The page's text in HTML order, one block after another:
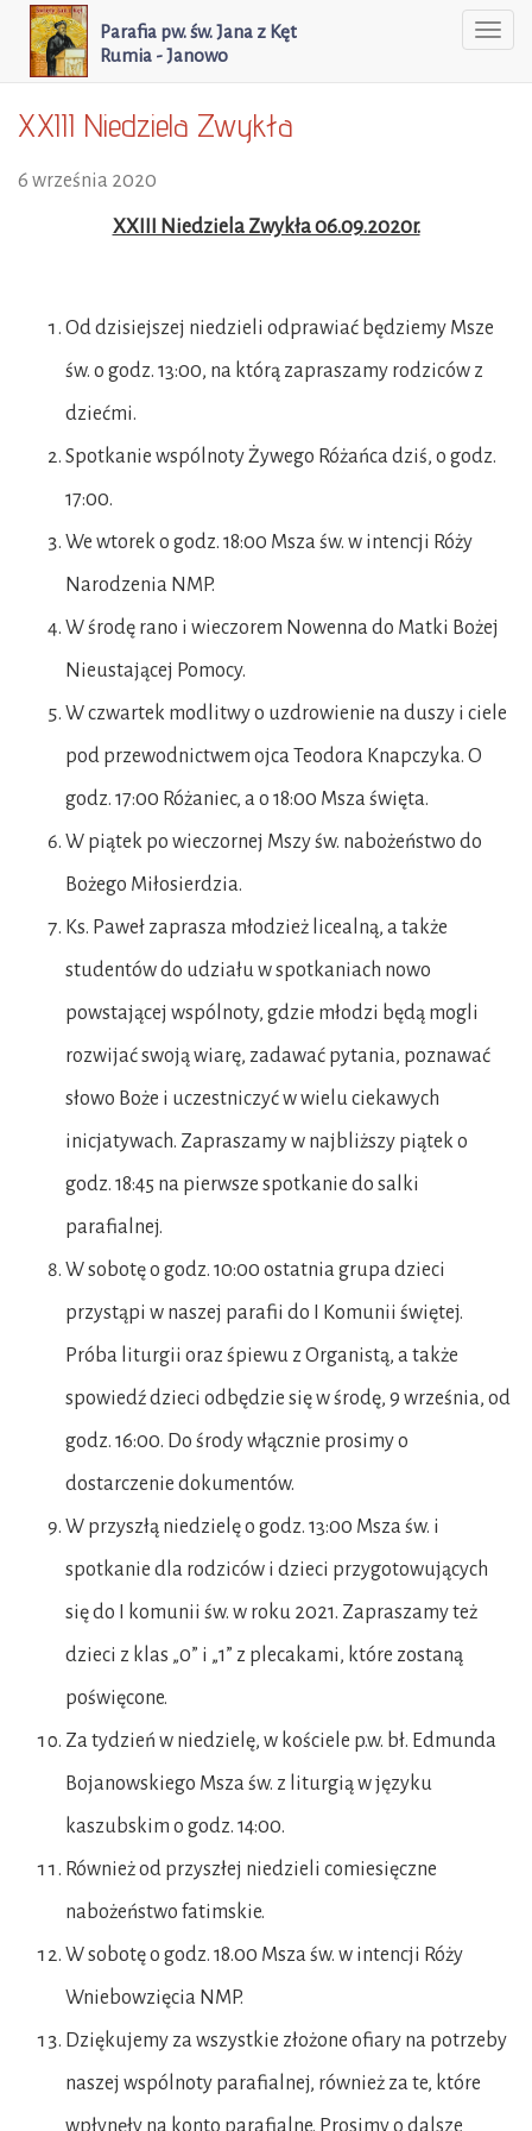
Parafia pw. św. Jana z Kęt
Rumia - Janowo
XXIII Niedziela Zwykła
6 września 2020
XXIII Niedziela Zwykła 06.09.2020r.
Od dzisiejszej niedzieli odprawiać będziemy Msze
św. o godz. 13:00, na którą zapraszamy rodziców z
dziećmi.
Spotkanie wspólnoty Żywego Różańca dziś, o godz.
17:00.
We wtorek o godz. 18:00 Msza św. w intencji Róży
Narodzenia NMP.
W środę rano i wieczorem Nowenna do Matki Bożej
Nieustającej Pomocy.
W czwartek modlitwy o uzdrowienie na duszy i ciele
pod przewodnictwem ojca Teodora Knapczyka. O
godz. 17:00 Różaniec, a o 18:00 Msza święta.
W piątek po wieczornej Mszy św. nabożeństwo do
Bożego Miłosierdzia.
Ks. Paweł zaprasza młodzież licealną, a także
studentów do udziału w spotkaniach nowo
powstającej wspólnoty, gdzie młodzi będą mogli
rozwijać swoją wiarę, zadawać pytania, poznawać
słowo Boże i uczestniczyć w wielu ciekawych
inicjatywach. Zapraszamy w najbliższy piątek o
godz. 18:45 na pierwsze spotkanie do salki
parafialnej.
W sobotę o godz. 10:00 ostatnia grupa dzieci
przystąpi w naszej parafii do I Komunii świętej.
Próba liturgii oraz śpiewu z Organistą, a także
spowiedź dzieci odbędzie się w środę, 9 września, od
godz. 16:00. Do środy włącznie prosimy o
dostarczenie dokumentów.
W przyszłą niedzielę o godz. 13:00 Msza św. i
spotkanie dla rodziców i dzieci przygotowujących
się do I komunii św. w roku 2021. Zapraszamy też
dzieci z klas „0” i „1” z plecakami, które zostaną
poświęcone.
Za tydzień w niedzielę, w kościele p.w. bł. Edmunda
Bojanowskiego Msza św. z liturgią w języku
kaszubskim o godz. 14:00.
Również od przyszłej niedzieli comiesięczne
nabożeństwo fatimskie.
W sobotę o godz. 18.00 Msza św. w intencji Róży
Wniebowzięcia NMP.
Dziękujemy za wszystkie złożone ofiary na potrzeby
naszej wspólnoty parafialnej, również za te, które
wpłynęły na konto parafialne. Prosimy o dalsze